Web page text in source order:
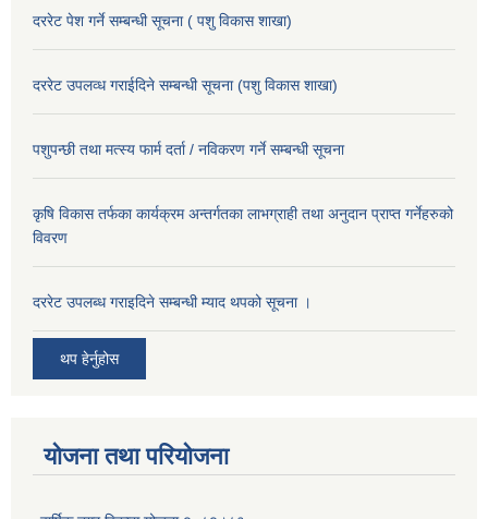
दररेट पेश गर्ने सम्बन्धी सूचना ( पशु विकास शाखा)
दररेट उपलव्ध गराईदिने सम्बन्धी सूचना (पशु विकास शाखा)
पशुपन्छी तथा मत्स्य फार्म दर्ता / नविकरण गर्ने सम्बन्धी सूचना
कृषि विकास तर्फका कार्यक्रम अन्तर्गतका लाभग्राही तथा अनुदान प्राप्त गर्नेहरुको
विवरण
दररेट उपलब्ध गराइदिने सम्बन्धी म्याद थपको सूचना ।
थप हेर्नुहोस
योजना तथा परियोजना